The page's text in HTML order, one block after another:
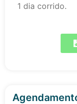
1 dia corrido.